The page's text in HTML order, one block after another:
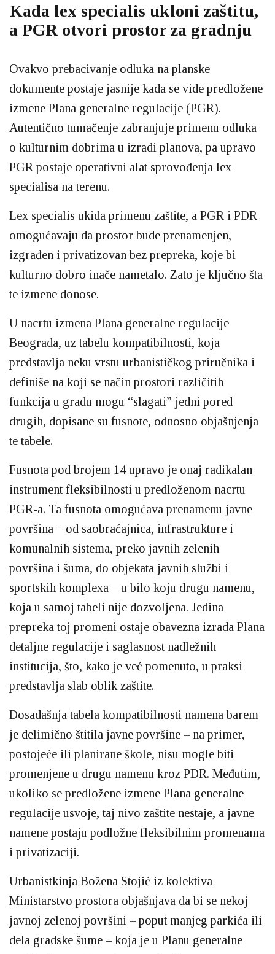
Kada lex specialis ukloni zaštitu,
a PGR otvori prostor za gradnju
Ovakvo prebacivanje odluka na planske
dokumente postaje jasnije kada se vide predložene
izmene Plana generalne regulacije (PGR).
Autentično tumačenje zabranjuje primenu odluka
o kulturnim dobrima u izradi planova, pa upravo
PGR postaje operativni alat sprovođenja lex
specialisa na terenu.
Lex specialis ukida primenu zaštite, a PGR i PDR
omogućavaju da prostor bude prenamenjen,
izgrađen i privatizovan bez prepreka, koje bi
kulturno dobro inače nametalo. Zato je ključno šta
te izmene donose.
U nacrtu izmena Plana generalne regulacije
Beograda, uz tabelu kompatibilnosti, koja
predstavlja neku vrstu urbanističkog priručnika i
definiše na koji se način prostori različitih
funkcija u gradu mogu “slagati” jedni pored
drugih, dopisane su fusnote, odnosno objašnjenja
te tabele.
Fusnota pod brojem 14 upravo je onaj radikalan
instrument fleksibilnosti u predloženom nacrtu
PGR-a. Ta fusnota omogućava prenamenu javne
površina – od saobraćajnica, infrastrukture i
komunalnih sistema, preko javnih zelenih
površina i šuma, do objekata javnih službi i
sportskih komplexa – u bilo koju drugu namenu,
koja u samoj tabeli nije dozvoljena. Jedina
prepreka toj promeni ostaje obavezna izrada Plana
detaljne regulacije i saglasnost nadležnih
institucija, što, kako je već pomenuto, u praksi
predstavlja slab oblik zaštite.
Dosadašnja tabela kompatibilnosti namena barem
je delimično štitila javne površine – na primer,
postojeće ili planirane škole, nisu mogle biti
promenjene u drugu namenu kroz PDR. Međutim,
ukoliko se predložene izmene Plana generalne
regulacije usvoje, taj nivo zaštite nestaje, a javne
namene postaju podložne fleksibilnim promenama
i privatizaciji.
Urbanistkinja Božena Stojić iz kolektiva
Ministarstvo prostora objašnjava da bi se nekoj
javnoj zelenoj površini – poput manjeg parkića ili
dela gradske šume – koja je u Planu generalne